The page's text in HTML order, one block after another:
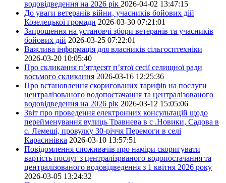
водовідведення на 2026 рік 2026-04-02 13:47:15
До уваги ветеранів війни, учасників бойових дій
Козелецької громади 2026-03-30 07:21:01
Запрошення на установчі збори ветеранів та учасників
бойових дій 2026-03-25 07:22:01
Важлива інформація для власників сільгосптехніки
2026-03-20 10:05:40
Про скликання п’ятдесят п’ятої сесії селищної ради
восьмого скликання 2026-03-16 12:25:36
Про встановлення скоригованих тарифів на послуги
централізованого водопостачання та централізованого
водовідведення на 2026 рік 2026-03-12 15:05:06
Звіт про проведення електронних консультацій щодо
перейменування вулиць Травнева в с .Новики, Садова в
с. Лемеші, провулку 30-річчя Перемоги в селі
Карасинівка 2026-03-10 13:57:51
Повідомлення споживачів про наміри скоригувати
вартість послуг з централізрваного водопостачання та
централізованого водовідведення з 1 квітня 2026 року
2026-03-05 13:24:32